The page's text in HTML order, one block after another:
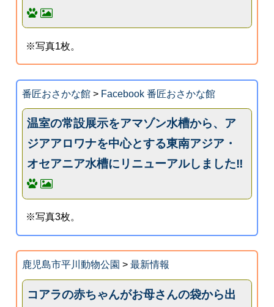
※写真1枚。
番匠おさかな館> Facebook 番匠おさかな館
温室の常設展示をアマゾン水槽から、ア
ジアアロワナを中心とする東南アジア・
オセアニア水槽にリニューアルしました‼️
※写真3枚。
鹿児島市平川動物公園 > 最新情報
コアラの赤ちゃんがお母さんの袋から出